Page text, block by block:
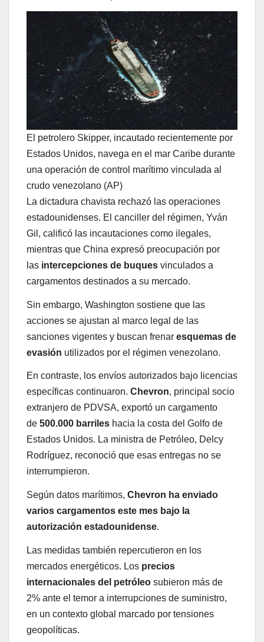
El petrolero Skipper, incautado recientemente por
Estados Unidos, navega en el mar Caribe durante
una operación de control marítimo vinculada al
crudo venezolano (AP)
La dictadura chavista rechazó las operaciones
estadounidenses. El canciller del régimen, Yván
Gil, calificó las incautaciones como ilegales,
mientras que China expresó preocupación por
las intercepciones de buques vinculados a
cargamentos destinados a su mercado.
Sin embargo, Washington sostiene que las
acciones se ajustan al marco legal de las
sanciones vigentes y buscan frenar esquemas de
evasión utilizados por el régimen venezolano.
En contraste, los envíos autorizados bajo licencias
específicas continuaron. Chevron, principal socio
extranjero de PDVSA, exportó un cargamento
de 500.000 barriles hacia la costa del Golfo de
Estados Unidos. La ministra de Petróleo, Delcy
Rodríguez, reconoció que esas entregas no se
interrumpieron.
Según datos marítimos, Chevron ha enviado
varios cargamentos este mes bajo la
autorización estadounidense.
Las medidas también repercutieron en los
mercados energéticos. Los precios
internacionales del petróleo subieron más de
2% ante el temor a interrupciones de suministro,
en un contexto global marcado por tensiones
geopolíticas.